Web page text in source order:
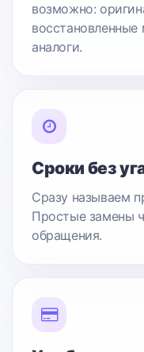
возможно:
аналоги.
Сроки без
Сразу называем
Простые замены
обращения.